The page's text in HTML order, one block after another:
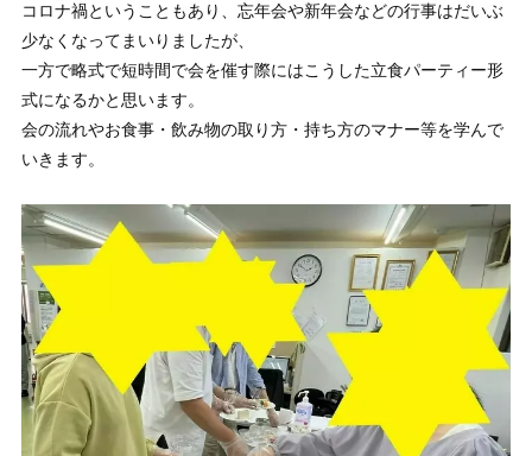
コロナ禍ということもあり、忘年会や新年会などの行事はだいぶ
少なくなってまいりましたが、
一方で略式で短時間で会を催す際にはこうした立食パーティー形
式になるかと思います。
会の流れやお食事・飲み物の取り方・持ち方のマナー等を学んで
いきます。